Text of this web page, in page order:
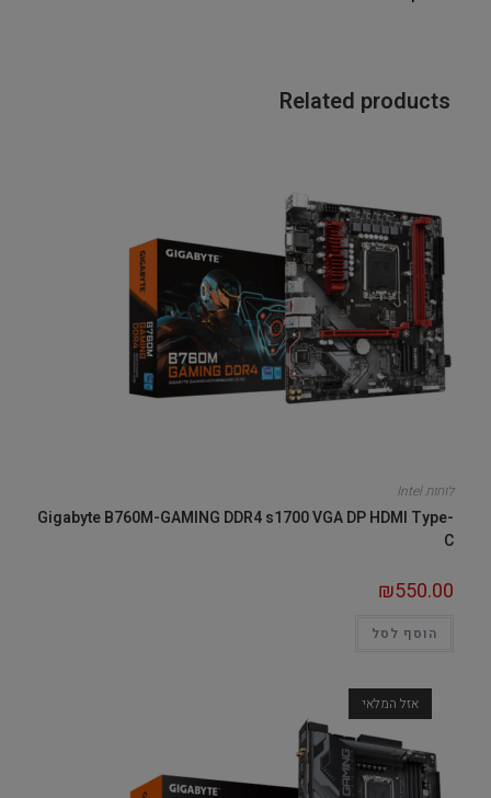
Related products
לוחות Intel
Gigabyte B760M-GAMING DDR4 s1700 VGA DP HDMI Type-
C
₪550.00
הוסף לסל
אזל המלאי